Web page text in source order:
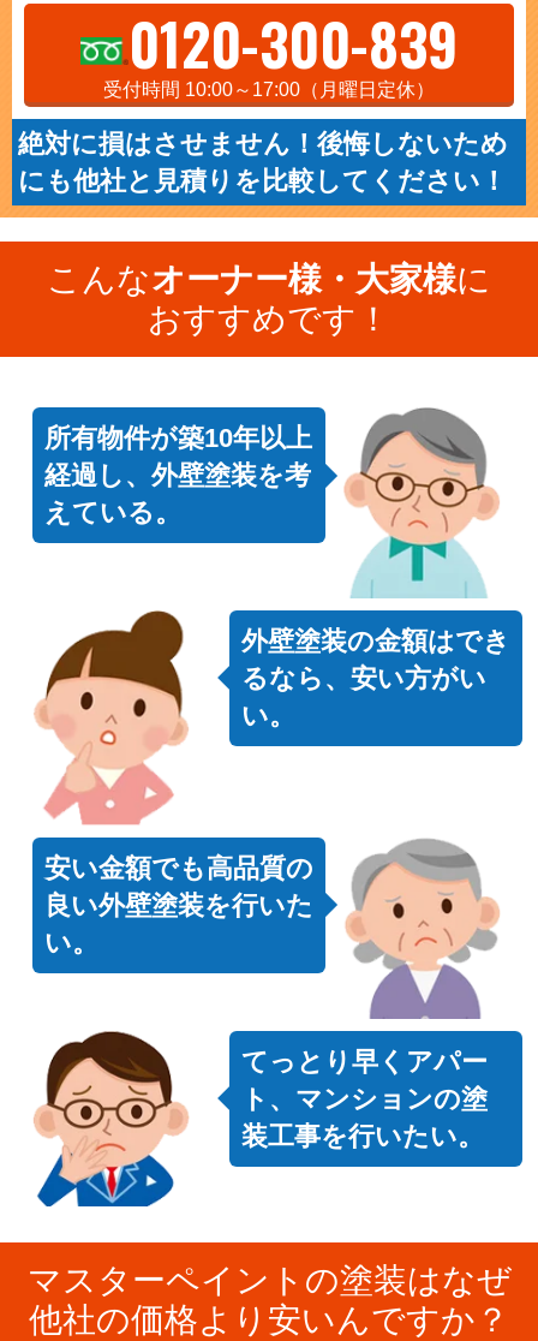
0120-300-839
受付時間 10:00～17:00（月曜日定休）
絶対に損はさせません！後悔しないため
にも他社と見積りを比較してください！
こんなオーナー様・大家様に
おすすめです！
所有物件が築10年以上
経過し、外壁塗装を考
えている。
外壁塗装の金額はでき
るなら、安い方がい
い。
安い金額でも高品質の
良い外壁塗装を行いた
い。
てっとり早くアパー
ト、マンションの塗
装工事を行いたい。
マスターペイントの塗装はなぜ
他社の価格より安いんですか？